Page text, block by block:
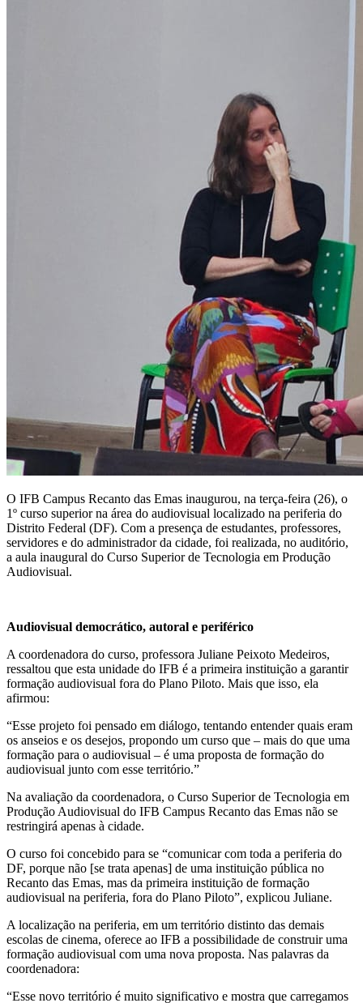
O IFB Campus Recanto das Emas inaugurou, na terça-feira (26), o
1º curso superior na área do audiovisual localizado na periferia do
Distrito Federal (DF). Com a presença de estudantes, professores,
servidores e do administrador da cidade, foi realizada, no auditório,
a aula inaugural do Curso Superior de Tecnologia em Produção
Audiovisual.
Audiovisual democrático, autoral e periférico
A coordenadora do curso, professora Juliane Peixoto Medeiros,
ressaltou que esta unidade do IFB é a primeira instituição a garantir
formação audiovisual fora do Plano Piloto. Mais que isso, ela
afirmou:
“Esse projeto foi pensado em diálogo, tentando entender quais eram
os anseios e os desejos, propondo um curso que – mais do que uma
formação para o audiovisual – é uma proposta de formação do
audiovisual junto com esse território.”
Na avaliação da coordenadora, o Curso Superior de Tecnologia em
Produção Audiovisual do IFB Campus Recanto das Emas não se
restringirá apenas à cidade.
O curso foi concebido para se “comunicar com toda a periferia do
DF, porque não [se trata apenas] de uma instituição pública no
Recanto das Emas, mas da primeira instituição de formação
audiovisual na periferia, fora do Plano Piloto”, explicou Juliane.
A localização na periferia, em um território distinto das demais
escolas de cinema, oferece ao IFB a possibilidade de construir uma
formação audiovisual com uma nova proposta. Nas palavras da
coordenadora:
“Esse novo território é muito significativo e mostra que carregamos